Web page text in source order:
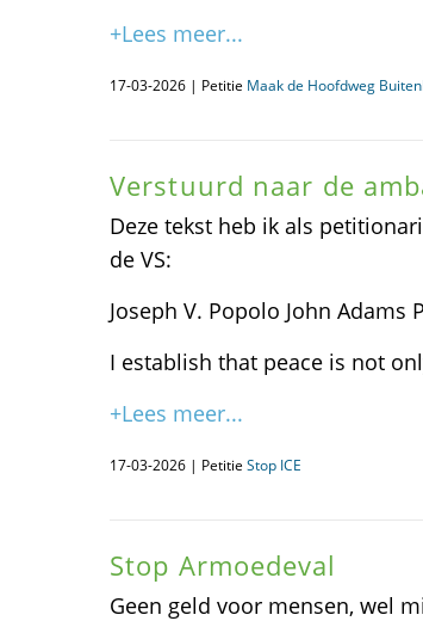
+Lees meer...
17-03-2026 | Petitie Maak de Hoofdweg
Verstuurd naar de
Deze tekst heb ik als
de VS:
Joseph V. Popolo John Adams
I establish that peace is not
+Lees meer...
17-03-2026 | Petitie Stop ICE
Stop Armoedeval
Geen geld voor mensen, wel